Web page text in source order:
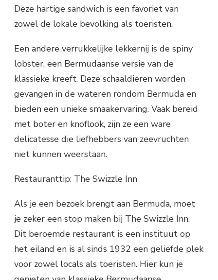
Deze hartige sandwich is een favoriet van
zowel de lokale bevolking als toeristen.
Een andere verrukkelijke lekkernij is de spiny
lobster, een Bermudaanse versie van de
klassieke kreeft. Deze schaaldieren worden
gevangen in de wateren rondom Bermuda en
bieden een unieke smaakervaring. Vaak bereid
met boter en knoflook, zijn ze een ware
delicatesse die liefhebbers van zeevruchten
niet kunnen weerstaan.
Restauranttip: The Swizzle Inn
Als je een bezoek brengt aan Bermuda, moet
je zeker een stop maken bij The Swizzle Inn.
Dit beroemde restaurant is een instituut op
het eiland en is al sinds 1932 een geliefde plek
voor zowel locals als toeristen. Hier kun je